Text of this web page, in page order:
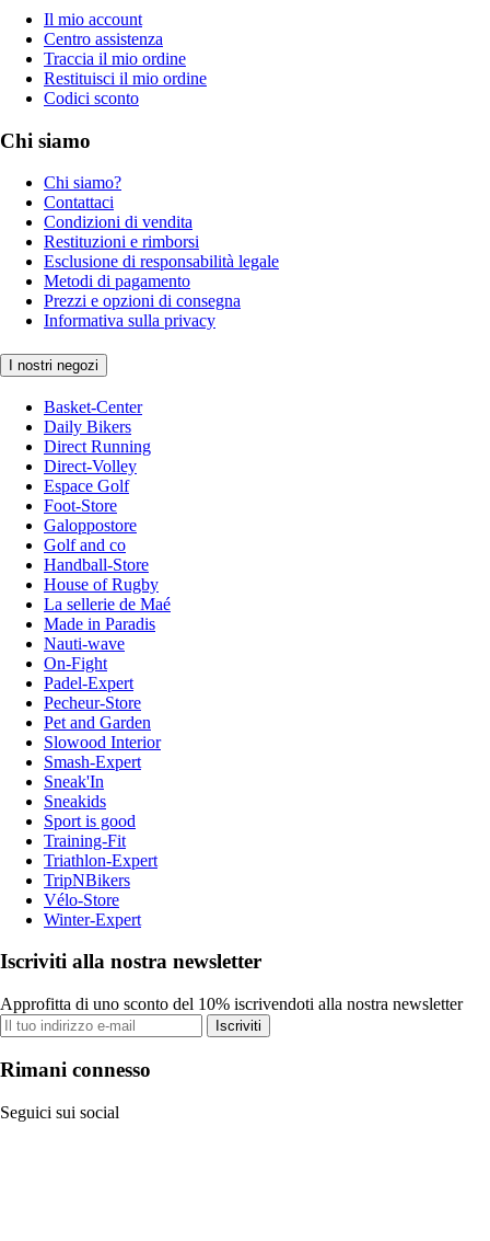
Il mio account
Centro assistenza
Traccia il mio ordine
Restituisci il mio ordine
Codici sconto
Chi siamo
Chi siamo?
Contattaci
Condizioni di vendita
Restituzioni e rimborsi
Esclusione di responsabilità legale
Metodi di pagamento
Prezzi e opzioni di consegna
Informativa sulla privacy
I nostri negozi
Basket-Center
Daily Bikers
Direct Running
Direct-Volley
Espace Golf
Foot-Store
Galoppostore
Golf and co
Handball-Store
House of Rugby
La sellerie de Maé
Made in Paradis
Nauti-wave
On-Fight
Padel-Expert
Pecheur-Store
Pet and Garden
Slowood Interior
Smash-Expert
Sneak'In
Sneakids
Sport is good
Training-Fit
Triathlon-Expert
TripNBikers
Vélo-Store
Winter-Expert
Iscriviti alla nostra newsletter
Approfitta di uno sconto del 10% iscrivendoti alla nostra newsletter
Iscriviti
Rimani connesso
Seguici sui social